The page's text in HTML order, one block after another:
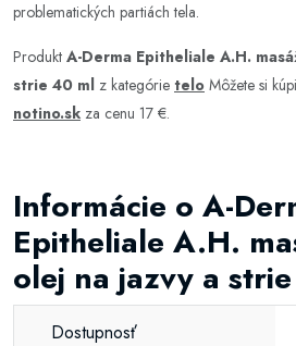
problematických partiách tela.
Produkt A-Derma Epitheliale A.H.
strie 40 ml z kategórie telo Môžete si
notino.sk za cenu 17 €.
Informácie o A-
Epitheliale A.H.
olej na jazvy a
Dostupnosť